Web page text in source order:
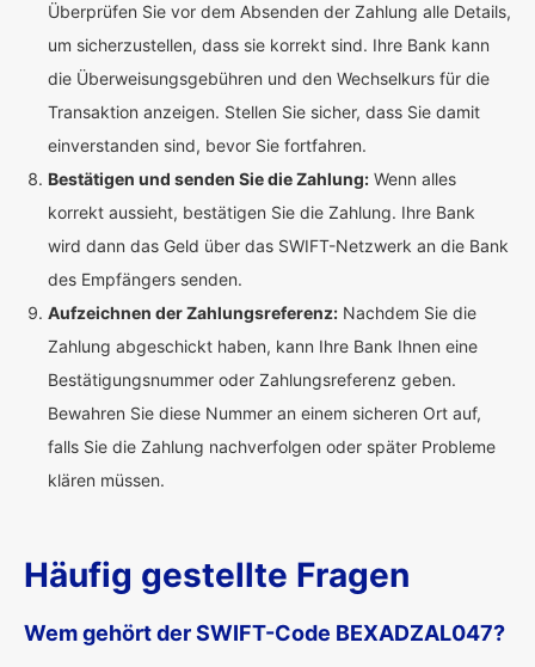
Überprüfen Sie vor dem Absenden der Zahlung alle Details,
um sicherzustellen, dass sie korrekt sind. Ihre Bank kann
die Überweisungsgebühren und den Wechselkurs für die
Transaktion anzeigen. Stellen Sie sicher, dass Sie damit
einverstanden sind, bevor Sie fortfahren.
Bestätigen und senden Sie die Zahlung: Wenn alles
korrekt aussieht, bestätigen Sie die Zahlung. Ihre Bank
wird dann das Geld über das SWIFT-Netzwerk an die Bank
des Empfängers senden.
Aufzeichnen der Zahlungsreferenz: Nachdem Sie die
Zahlung abgeschickt haben, kann Ihre Bank Ihnen eine
Bestätigungsnummer oder Zahlungsreferenz geben.
Bewahren Sie diese Nummer an einem sicheren Ort auf,
falls Sie die Zahlung nachverfolgen oder später Probleme
klären müssen.
Häufig gestellte Fragen
Wem gehört der SWIFT-Code BEXADZAL047?